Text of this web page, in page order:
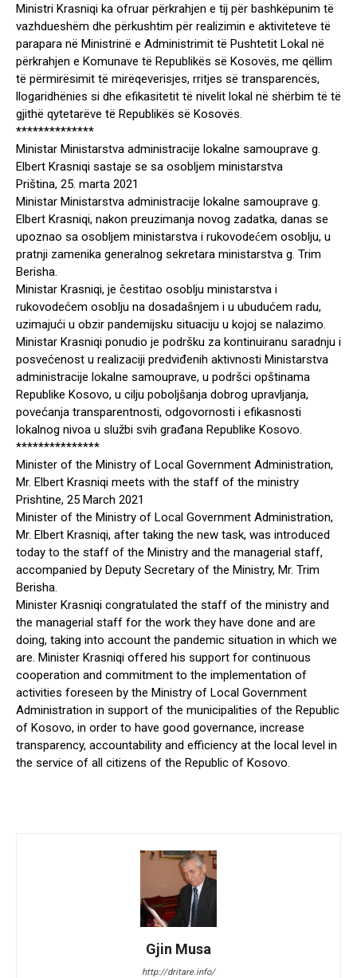
Ministri Krasniqi ka ofruar përkrahjen e tij për bashkëpunim të
vazhdueshëm dhe përkushtim për realizimin e aktiviteteve të
parapara në Ministrinë e Administrimit të Pushtetit Lokal në
përkrahjen e Komunave të Republikës së Kosovës, me qëllim
të përmirësimit të mirëqeverisjes, rritjes së transparencës,
llogaridhënies si dhe efikasitetit të nivelit lokal në shërbim të të
gjithë qytetarëve të Republikës së Kosovës.
**************
Ministar Ministarstva administracije lokalne samouprave g.
Elbert Krasniqi sastaje se sa osobljem ministarstva
Priština, 25. marta 2021
Ministar Ministarstva administracije lokalne samouprave g.
Elbert Krasniqi, nakon preuzimanja novog zadatka, danas se
upoznao sa osobljem ministarstva i rukovodećem osoblju, u
pratnji zamenika generalnog sekretara ministarstva g. Trim
Berisha.
Ministar Krasniqi, je čestitao osoblju ministarstva i
rukovodećem osoblju na dosadašnjem i u ubudućem radu,
uzimajući u obzir pandemijsku situaciju u kojoj se nalazimo.
Ministar Krasniqi ponudio je podršku za kontinuiranu saradnju i
posvećenost u realizaciji predviđenih aktivnosti Ministarstva
administracije lokalne samouprave, u podršci opštinama
Republike Kosovo, u cilju poboljšanja dobrog upravljanja,
povećanja transparentnosti, odgovornosti i efikasnosti
lokalnog nivoa u službi svih građana Republike Kosovo.
***************
Minister of the Ministry of Local Government Administration,
Mr. Elbert Krasniqi meets with the staff of the ministry
Prishtine, 25 March 2021
Minister of the Ministry of Local Government Administration,
Mr. Elbert Krasniqi, after taking the new task, was introduced
today to the staff of the Ministry and the managerial staff,
accompanied by Deputy Secretary of the Ministry, Mr. Trim
Berisha.
Minister Krasniqi congratulated the staff of the ministry and
the managerial staff for the work they have done and are
doing, taking into account the pandemic situation in which we
are. Minister Krasniqi offered his support for continuous
cooperation and commitment to the implementation of
activities foreseen by the Ministry of Local Government
Administration in support of the municipalities of the Republic
of Kosovo, in order to have good governance, increase
transparency, accountability and efficiency at the local level in
the service of all citizens of the Republic of Kosovo.
Gjin Musa
http://dritare.info/